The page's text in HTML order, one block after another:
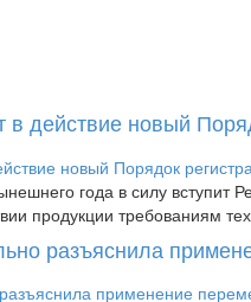
в действие новый
года в силу вступит
продукции требованиям
разъяснила